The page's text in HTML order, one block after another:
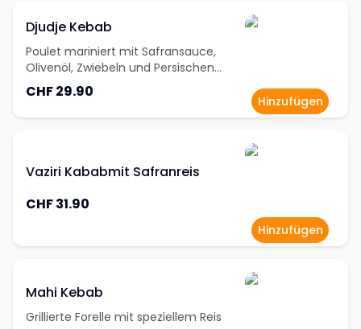
Djudje Kebab
Poulet mariniert mit Safransauce,
Olivenöl, Zwiebeln und Persischen
Gewürzen, mit Safranreis
CHF 29.90
Hinzufügen
Vaziri Kababmit Safranreis
CHF 31.90
Hinzufügen
Mahi Kebab
Grillierte Forelle mit speziellem Reis